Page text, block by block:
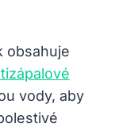
obsahuje
vody, aby